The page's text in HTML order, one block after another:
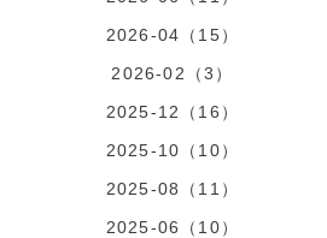
2026-04（15）
2026-02（3）
2025-12（16）
2025-10（10）
2025-08（11）
2025-06（10）